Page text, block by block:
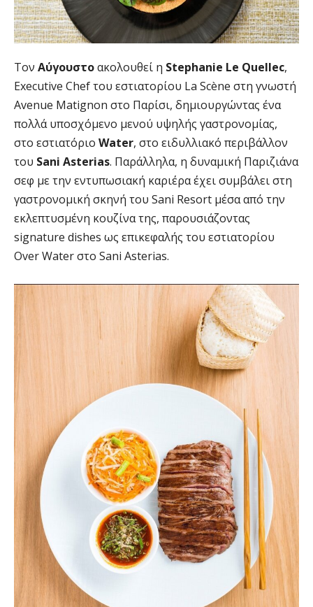
Τον Αύγουστοακολουθεί η Stephanie Le Quellec,
Executive Chef του εστιατορίου La Scène στη γνωστή
Avenue Matignon στο Παρίσι, δημιουργώντας ένα
πολλά υποσχόμενο μενού υψηλής γαστρονομίας,
στο εστιατόριο Water, στο ειδυλλιακό περιβάλλον
του Sani Asterias. Παράλληλα, η δυναμική Παριζιάνα
σεφ με την εντυπωσιακή καριέρα έχει συμβάλει στη
γαστρονομική σκηνή του Sani Resort μέσα από την
εκλεπτυσμένη κουζίνα της, παρουσιάζοντας
signature dishes ως επικεφαλής του εστιατορίου
Over Water στο Sani Asterias.